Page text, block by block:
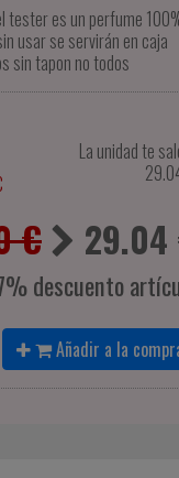
tester es un perfume
usar se servirán en caja
sin tapon no todos
La unidad te
€ 29.04
descuento
Añadir a la